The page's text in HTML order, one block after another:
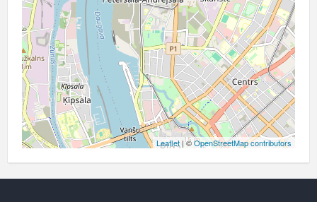
Leaflet | ©OpenStreetMap contributors